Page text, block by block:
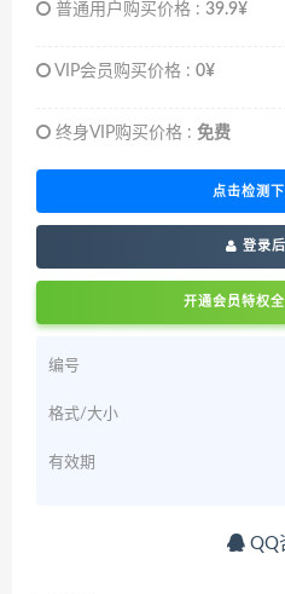
普通用户购买价格 : 39.9¥
VIP会员购买价格 : 0¥
终身VIP购买价格 : 免费
点击检测
登录
开通会员特权
编号
格式/大小
有效期
QQ